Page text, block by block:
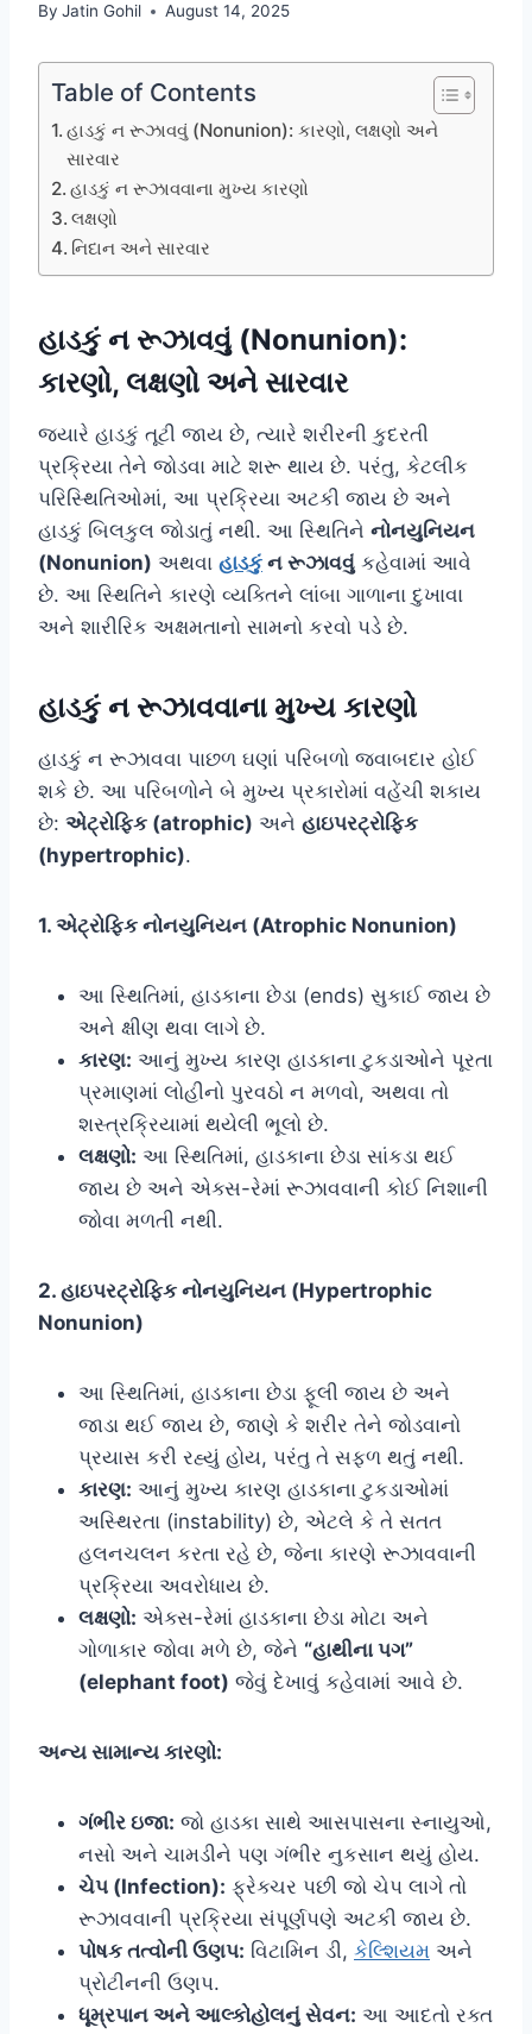
By Jatin Gohil August 14, 2025
Table of Contents
હાડકું ન રૂઝાવવું (Nonunion): કારણો, લક્ષણો અને
સારવાર
હાડકું ન રૂઝાવવાના મુખ્ય કારણો
લક્ષણો
નિદાન અને સારવાર
હાડકું ન રૂઝાવવું (Nonunion):
કારણો, લક્ષણો અને સારવાર
જ્યારે હાડકું તૂટી જાય છે, ત્યારે શરીરની કુદરતી
પ્રક્રિયા તેને જોડવા માટે શરૂ થાય છે. પરંતુ, કેટલીક
પરિસ્થિતિઓમાં, આ પ્રક્રિયા અટકી જાય છે અને
હાડકું બિલકુલ જોડાતું નથી. આ સ્થિતિને નોનયુનિયન
(Nonunion) અથવા હાડકું ન રૂઝાવવું કહેવામાં આવે
છે. આ સ્થિતિને કારણે વ્યક્તિને લાંબા ગાળાના દુખાવા
અને શારીરિક અક્ષમતાનો સામનો કરવો પડે છે.
હાડકું ન રૂઝાવવાના મુખ્ય કારણો
હાડકું ન રૂઝાવવા પાછળ ઘણાં પરિબળો જવાબદાર હોઈ
શકે છે. આ પરિબળોને બે મુખ્ય પ્રકારોમાં વહેંચી શકાય
છે: એટ્રોફિક (atrophic) અને હાઇપરટ્રોફિક
(hypertrophic).
1. એટ્રોફિક નોનયુનિયન (Atrophic Nonunion)
આ સ્થિતિમાં, હાડકાના છેડા (ends) સુકાઈ જાય છે
અને ક્ષીણ થવા લાગે છે.
કારણ: આનું મુખ્ય કારણ હાડકાના ટુકડાઓને પૂરતા
પ્રમાણમાં લોહીનો પુરવઠો ન મળવો, અથવા તો
શસ્ત્રક્રિયામાં થયેલી ભૂલો છે.
લક્ષણો: આ સ્થિતિમાં, હાડકાના છેડા સાંકડા થઈ
જાય છે અને એક્સ-રેમાં રૂઝાવવાની કોઈ નિશાની
જોવા મળતી નથી.
2. હાઇપરટ્રોફિક નોનયુનિયન (Hypertrophic
Nonunion)
આ સ્થિતિમાં, હાડકાના છેડા ફૂલી જાય છે અને
જાડા થઈ જાય છે, જાણે કે શરીર તેને જોડવાનો
પ્રયાસ કરી રહ્યું હોય, પરંતુ તે સફળ થતું નથી.
કારણ: આનું મુખ્ય કારણ હાડકાના ટુકડાઓમાં
અસ્થિરતા (instability) છે, એટલે કે તે સતત
હલનચલન કરતા રહે છે, જેના કારણે રૂઝાવવાની
પ્રક્રિયા અવરોધાય છે.
લક્ષણો: એક્સ-રેમાં હાડકાના છેડા મોટા અને
ગોળાકાર જોવા મળે છે, જેને “હાથીના પગ”
(elephant foot) જેવું દેખાવું કહેવામાં આવે છે.
અન્ય સામાન્ય કારણો:
ગંભીર ઇજા: જો હાડકા સાથે આસપાસના સ્નાયુઓ,
નસો અને ચામડીને પણ ગંભીર નુકસાન થયું હોય.
ચેપ (Infection): ફ્રેક્ચર પછી જો ચેપ લાગે તો
રૂઝાવવાની પ્રક્રિયા સંપૂર્ણપણે અટકી જાય છે.
પોષક તત્વોની ઉણપ: વિટામિન ડી, કેલ્શિયમ અને
પ્રોટીનની ઉણપ.
ધૂમ્રપાન અને આલ્કોહોલનું સેવન: આ આદતો રક્ત